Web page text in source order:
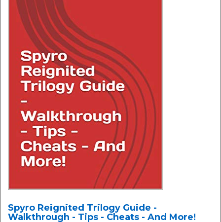
Spyro Reignited Trilogy Guide -
Walkthrough - Tips - Cheats - And More!